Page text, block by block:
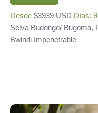
Desde $3939 USD Días: 9
Selva Budongo/ Bugoma,
Bwindi Impenetrable